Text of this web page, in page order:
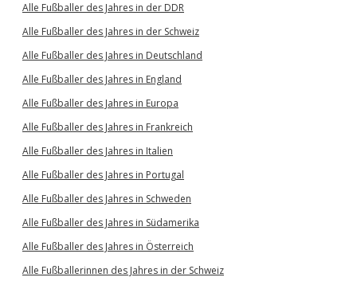
Alle Fußballer des Jahres in der DDR
Alle Fußballer des Jahres in der Schweiz
Alle Fußballer des Jahres in Deutschland
Alle Fußballer des Jahres in England
Alle Fußballer des Jahres in Europa
Alle Fußballer des Jahres in Frankreich
Alle Fußballer des Jahres in Italien
Alle Fußballer des Jahres in Portugal
Alle Fußballer des Jahres in Schweden
Alle Fußballer des Jahres in Südamerika
Alle Fußballer des Jahres in Österreich
Alle Fußballerinnen des Jahres in der Schweiz